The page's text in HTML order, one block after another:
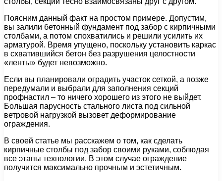
Поясним данный факт на простом примере. Допустим,
вы залили бетонный фундамент под забор с кирпичными
столбами, а потом спохватились и решили усилить их
арматурой. Время упущено, поскольку установить каркас
в схватившийся бетон без разрушения целостности
«ленты» будет невозможно.
Если вы планировали оградить участок сеткой, а позже
передумали и выбрали для заполнения секций
профнастил – то ничего хорошего из этого не выйдет.
Большая парусность стального листа под сильной
ветровой нагрузкой вызовет деформирование
ограждения.
В своей статье мы расскажем о том, как сделать
кирпичные столбы под забор своими руками, соблюдая
все этапы технологии. В этом случае ограждение
получится максимально прочным и эстетичным.